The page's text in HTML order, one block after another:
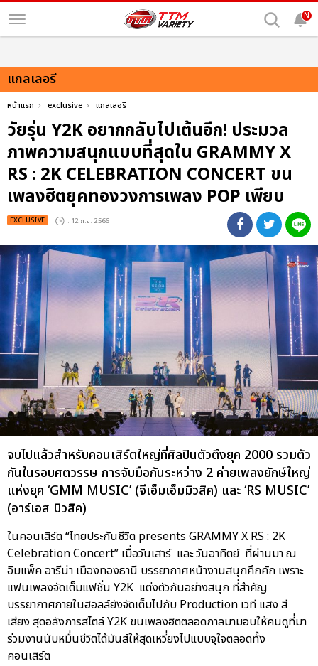
N
แกลเลอรี
หน้าแรก exclusive แกลเลอรี
วัยรุ่น Y2K อยากกลับไปเต้นอีก! ประมวล
ภาพความสนุกแบบที่สุดใน GRAMMY X
RS : 2K CELEBRATION CONCERT ขน
เพลงฮิตยุคทองวงการเพลง POP เพียบ
EXCLUSIVE : 12 ก.ย. 2566
จบไปแล้วสำหรับคอนเสิร์ตใหญ่ที่ศิลปินตัวตึงยุค 2000 รวมตัว
กันในรอบศตวรรษ การจับมือกันระหว่าง 2 ค่ายเพลงยักษ์ใหญ่
แห่งยุค ‘GMM MUSIC’ (จีเอ็มเอ็มมิวสิค) และ ‘RS MUSIC’
(อาร์เอส มิวสิค)
ในคอนเสิร์ต “ไทยประกันชีวิต presents GRAMMY X RS : 2K
Celebration Concert” เมื่อวันเสาร์ และ วันอาทิตย์ ที่ผ่านมา ณ
อิมแพ็ค อารีน่า เมืองทองธานี บรรยากาศหน้างานสนุกคึกคัก เพราะ
แฟนเพลงจัดเต็มแฟชั่น Y2K แต่งตัวกันอย่างสนุก ที่สำคัญ
บรรยากาศภายในฮอลล์ยังจัดเต็มไปกับ Production เวที แสง สี
เสียง สุดอลังการสไตล์ Y2K ขนเพลงฮิตตลอดกาลมามอบให้คนดูที่มา
ร่วมงานนับหมื่นชีวิตได้มันส์ให้สุดเหวี่ยงไปแบบจุใจตลอดทั้ง
คอนเสิร์ต